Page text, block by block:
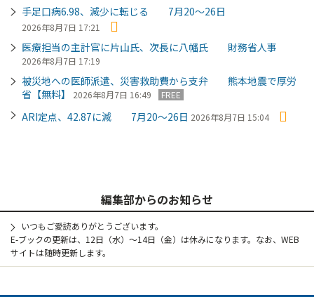
手足口病6.98、減少に転じる 7月20～26日
2026年8月7日 17:21
医療担当の主計官に片山氏、次長に八幡氏 財務省人事
2026年8月7日 17:19
被災地への医師派遣、災害救助費から支弁 熊本地震で厚労
省【無料】
2026年8月7日 16:49 FREE
ARI定点、42.87に減 7月20～26日 2026年8月7日 15:04
編集部からのお知らせ
いつもご愛読ありがとうございます。
E-ブックの更新は、12日（水）～14日（金）は休みになります。なお、WEB
サイトは随時更新します。